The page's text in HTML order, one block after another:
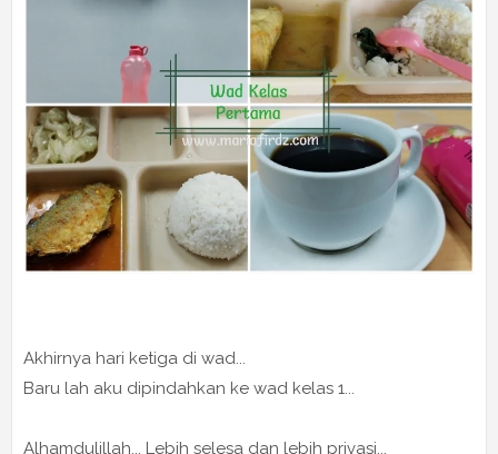
Akhirnya hari ketiga di wad...
Baru lah aku dipindahkan ke wad kelas 1...
Alhamdulillah... Lebih selesa dan lebih privasi...